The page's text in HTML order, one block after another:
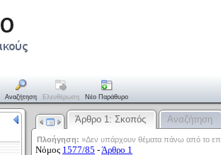
Αναζήτηση Ελευθέρωση Νέο Παράθυρο
Άρθρο 1: Σκοπός Αναζήτηση